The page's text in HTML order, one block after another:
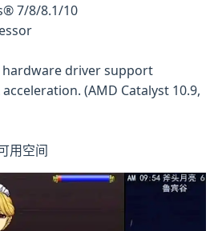
7/8/8.1/10
hardware driver support
(AMD Catalyst 10.9,
用空间